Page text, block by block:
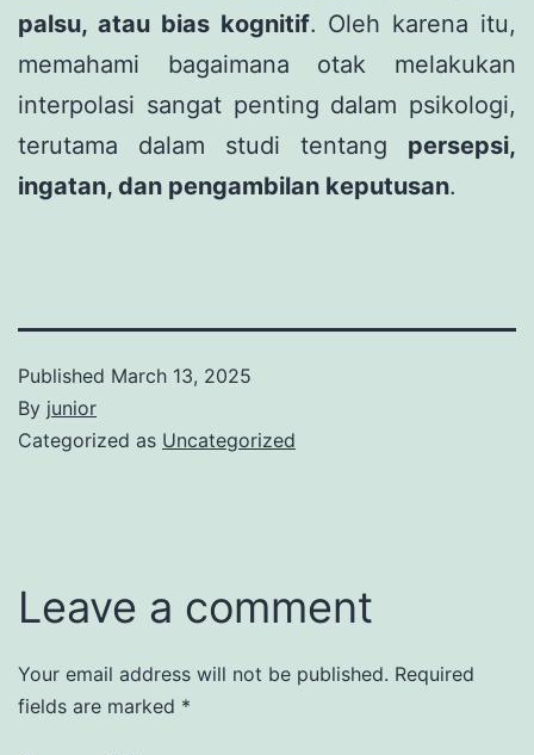
palsu, atau bias kognitif. Oleh karena itu,
memahami bagaimana otak melakukan
interpolasi sangat penting dalam psikologi,
terutama dalam studi tentang persepsi,
ingatan, dan pengambilan keputusan.
Published March 13, 2025
By junior
Categorized as Uncategorized
Leave a comment
Your email address will not be published. Required
fields are marked *